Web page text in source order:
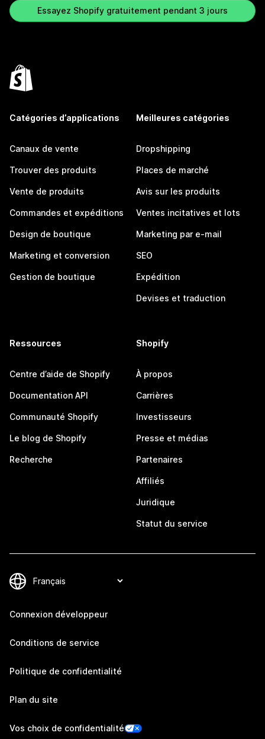
Essayez Shopify gratuitement pendant 3 jours
Catégories d’applications
Canaux de vente
Trouver des produits
Vente de produits
Commandes et expéditions
Design de boutique
Marketing et conversion
Gestion de boutique
Meilleures catégories
Dropshipping
Places de marché
Avis sur les produits
Ventes incitatives et lots
Marketing par e-mail
SEO
Expédition
Devises et traduction
Ressources
Centre d’aide de Shopify
Documentation API
Communauté Shopify
Le blog de Shopify
Recherche
Shopify
À propos
Carrières
Investisseurs
Presse et médias
Partenaires
Affiliés
Juridique
Statut du service
Connexion développeur
Conditions de service
Politique de confidentialité
Plan du site
Vos choix de confidentialité